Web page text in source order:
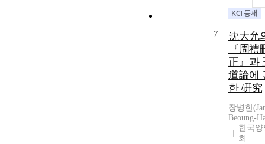
7
沈大允
『周禮
正』과
道論에
한 硏究
장병한
Beoung-
한국
회